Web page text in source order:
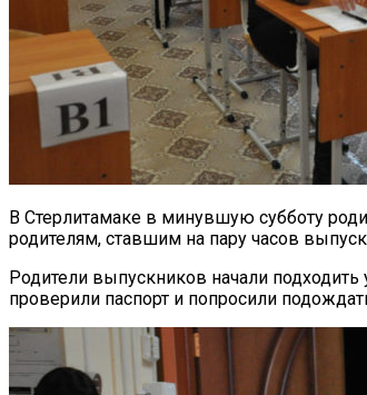
В Стерлитамаке в минувшую субботу
родителям, ставшим на пару часов
Родители выпускников начали
проверили паспорт и попросили